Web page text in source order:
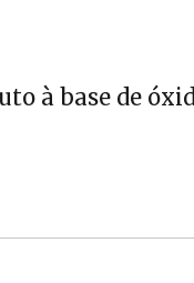
à base de